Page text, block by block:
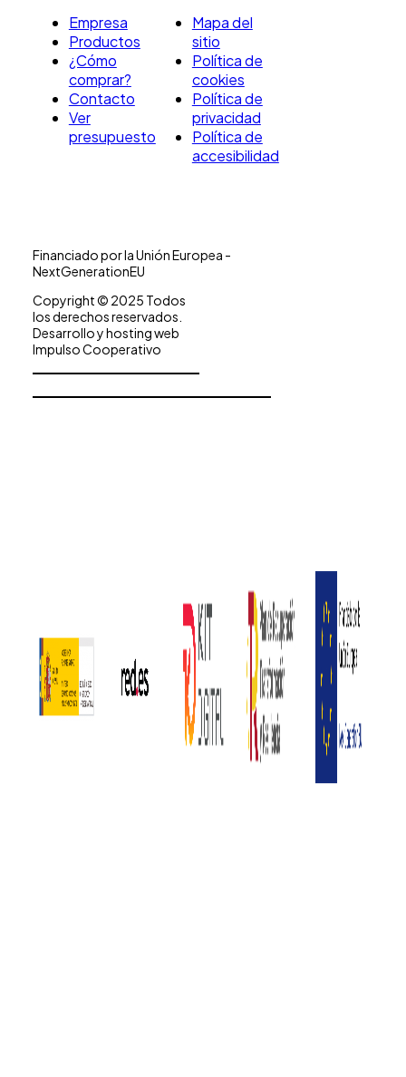
Empresa
Productos
¿Cómo
comprar?
Contacto
Ver
presupuesto
Mapa del
sitio
Política de
cookies
Política de
privacidad
Política de
accesibilidad
Financiado por la Unión Europea -
NextGenerationEU
Copyright © 2025 Todos
los derechos reservados.
Desarrollo y hosting web
Impulso Cooperativo